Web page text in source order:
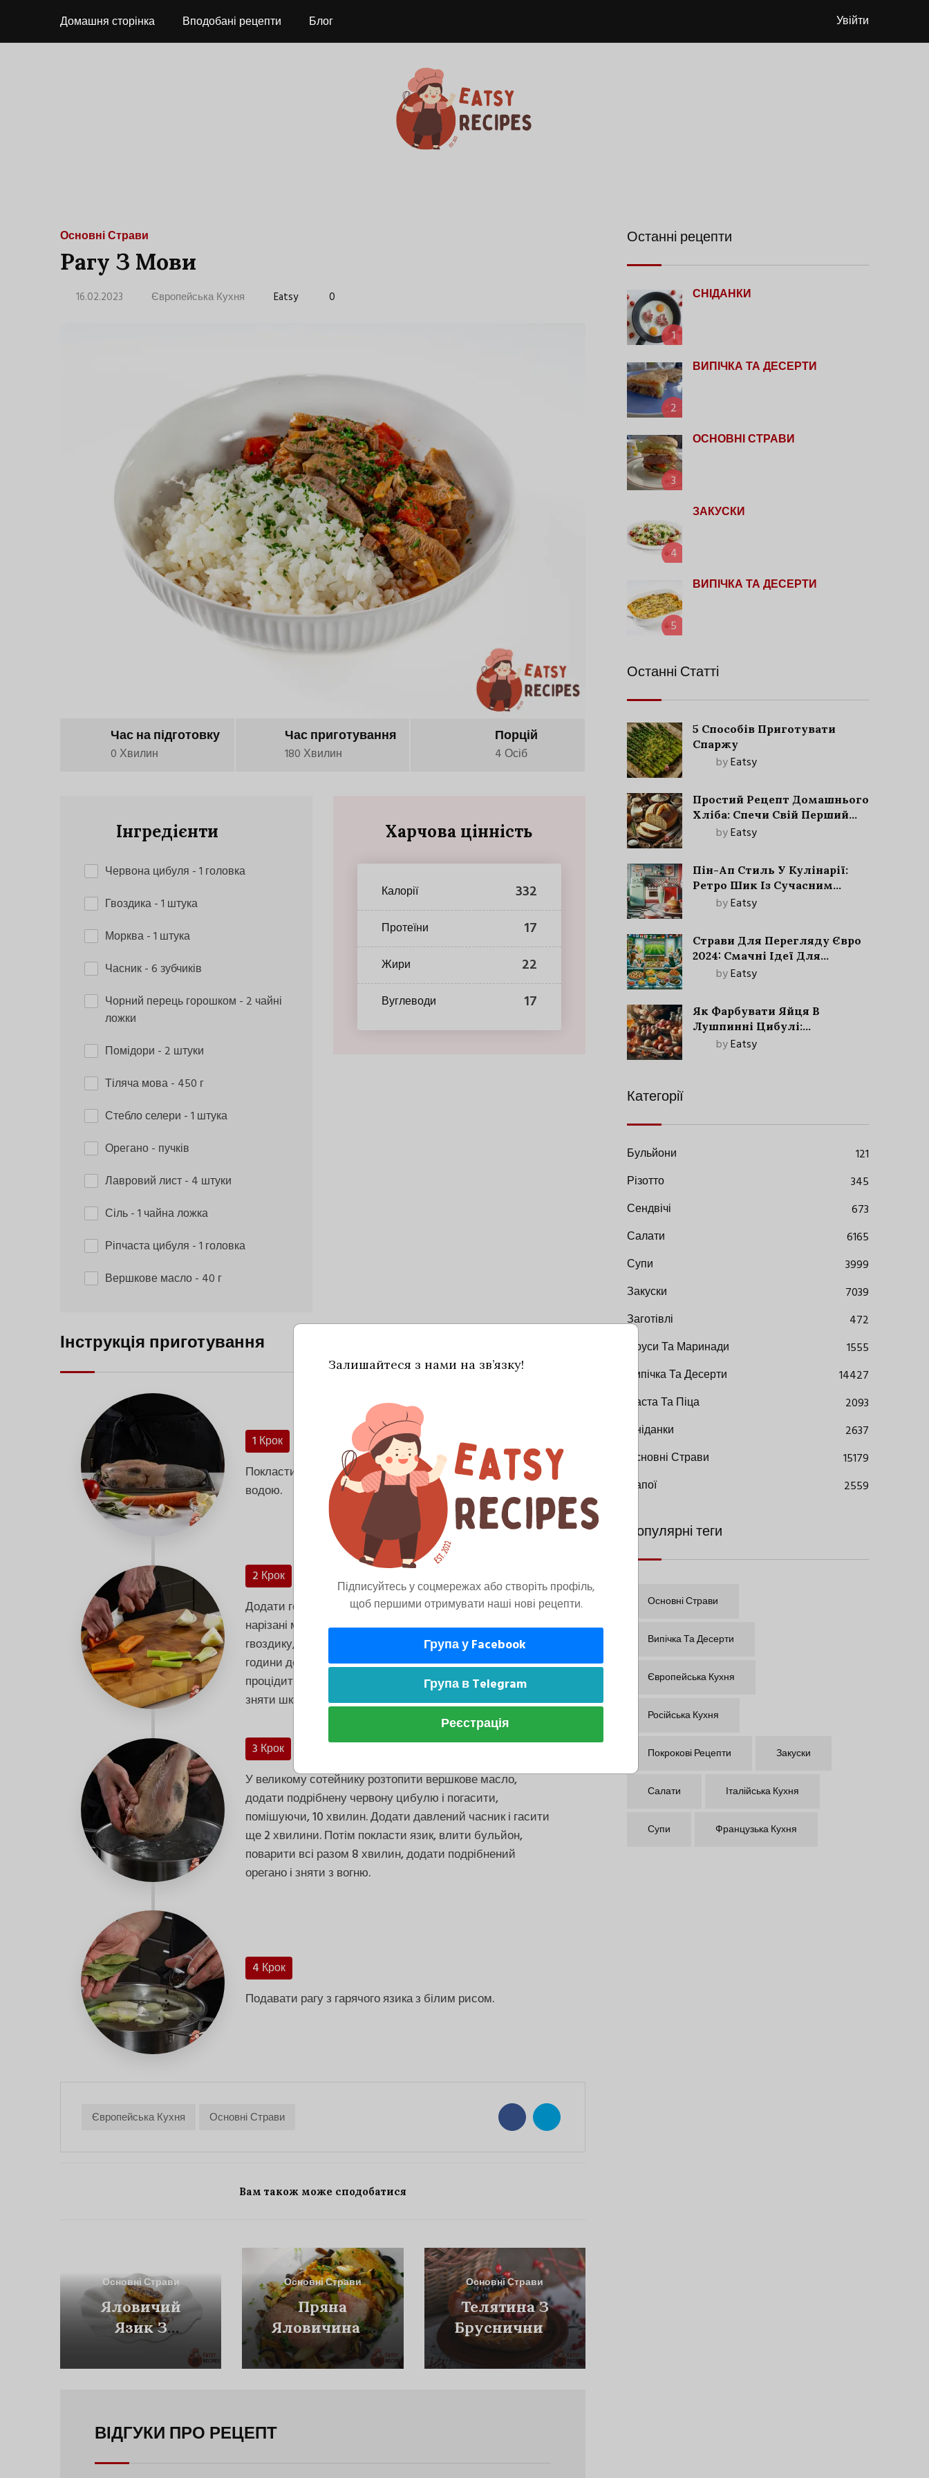
Домашня сторінка Вподобані рецепти Блог Увійти
Основні Страви
Рагу З Мови
16.02.2023 Європейська Кухня Eatsy 0
Час на підготовку
0 Хвилин
Час приготування
180 Хвилин
Порцій
4 Осіб
Інгредієнти
Червона цибуля - 1 головка
Гвоздика- 1 штука
Морква- 1 штука
Часник- 6 зубчиків
Чорний перець горошком - 2 чайні
ложки
Помідори - 2 штуки
Тіляча мова- 450 г
Стебло селери - 1 штука
Орегано- пучків
Лавровий лист- 4 штуки
Сіль- 1 чайна ложка
Ріпчаста цибуля - 1 головка
Вершкове масло- 40 г
Харчова цінність
Калорії 332
Протеїни 17
Жири 22
Вуглеводи 17
Інструкція приготування
1 Крок
Покласти язик у середніх розмірів сотейник і залити
водою.
2 Крок
Додати головку цибулі, розрізану на четвертинки,
нарізані моркву та селеру, кинути туди ж лавровий лист,
гвоздику, перець горошком, додати сіль. Варити 1,5–2
години до м'якості. Потім вийняти язик і остудити, а
процідити бульйон через сито і відставити. Акуратно
зняти шкіру з язика і нарізати його тонкими смужками.
3 Крок
У великому сотейнику розтопити вершкове масло,
додати подрібнену червону цибулю і погасити,
помішуючи, 10 хвилин. Додати давлений часник і гасити
ще 2 хвилини. Потім покласти язик, влити бульйон,
поварити всі разом 8 хвилин, додати подрібнений
орегано і зняти з вогню.
4 Крок
Подавати рагу з гарячого язика з білим рисом.
Європейська Кухня Основні Страви
Вам також може сподобатися
Основні Страви
Яловичий
Язик З
Картоплею І
Кореня Селери
Основні Страви
Пряна
Яловичина З
Печеною
Молодою
Основні Страви
Телятина З
Брусничним
Соусом У
Житньому
ВІДГУКИ ПРО РЕЦЕПТ
Останні рецепти
1
СНІДАНКИ
2
ВИПІЧКА ТА ДЕСЕРТИ
3
ОСНОВНІ СТРАВИ
4
ЗАКУСКИ
5
ВИПІЧКА ТА ДЕСЕРТИ
Останні Статті
5 Способів Приготувати
Спаржу
byEatsy
Простий Рецепт Домашнього
Хліба: Спечи Свій Перший
Запашний Хліб!
byEatsy
Пін-Ап Стиль У Кулінарії:
Ретро Шик Із Сучасним
Акцентом
byEatsy
Страви Для Перегляду Євро
2024: Смачні Ідеї Для
Футбольного Свята
byEatsy
Як Фарбувати Яйця В
Лушпинні Цибулі:
Старовинний Метод З
byEatsy
Категорії
Бульйони
121
Різотто
345
Сендвічі
673
Салати
6165
Супи
3999
Закуски
7039
Заготівлі
472
Соуси Та Маринади
1555
Випічка Та Десерти
14427
Паста Та Піца
2093
Сніданки
2637
Основні Страви
15179
Напої
2559
Популярні теги
Основні Страви
Випічка Та Десерти
Європейська Кухня
Російська Кухня
Покрокові Рецепти Закуски
Салати Італійська Кухня
Супи Французька Кухня
Залишайтеся з нами на зв’язку!
Підписуйтесь у соцмережах або створіть профіль,
щоб першими отримувати наші нові рецепти.
Група у Facebook
Група в Telegram
Реєстрація